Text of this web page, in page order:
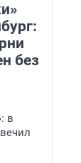
без
в